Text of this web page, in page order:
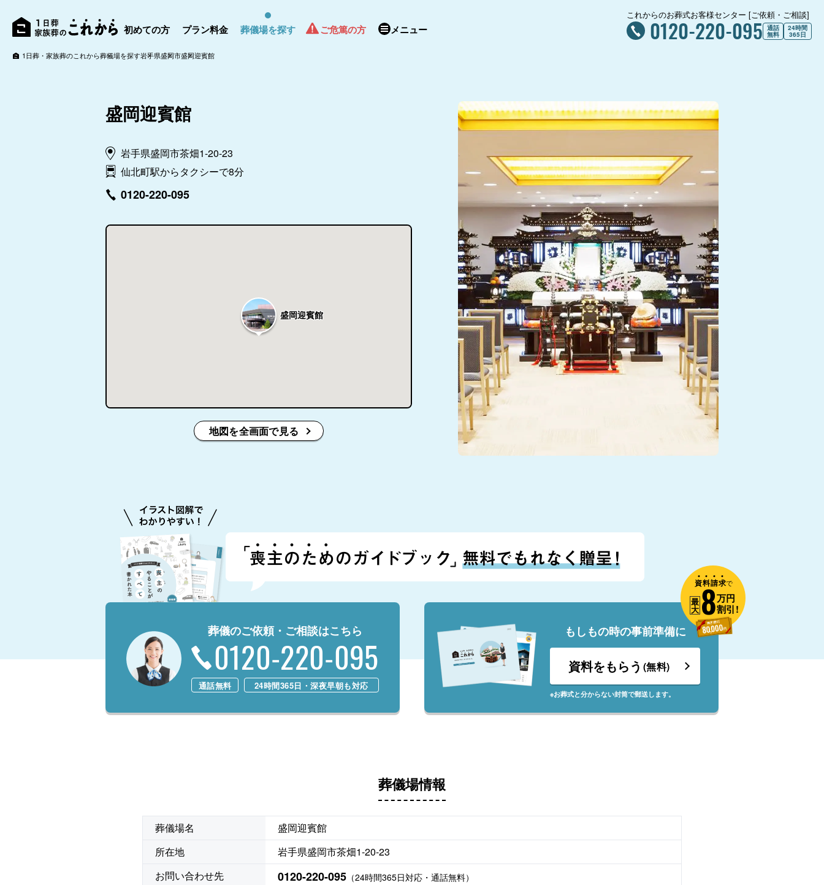
初めての方 プラン料金 葬儀場を探す ご危篤の方 メニュー
これからのお葬式お客様センター [ご依頼・ご相談]
0120-220-095 通話
無料
24時間
365日
1日葬・家族葬のこれから葬儀場を探す岩手県盛岡市盛岡迎賓館
盛岡迎賓館
岩手県盛岡市茶畑1-20-23
仙北町駅からタクシーで8分
0120-220-095
盛岡迎賓館
地図を全画面で見る
葬儀のご依頼・ご相談はこちら
0120-220-095
通話無料 24時間365日・深夜早朝も対応
もしもの時の事前準備に
資料をもらう (無料)
※お葬式と分からない封筒で郵送します。
資料請求で
最
大8万円
割引!
葬儀場情報
葬儀場名
盛岡迎賓館
所在地
岩手県盛岡市茶畑1-20-23
お問い合わせ先
0120-220-095 （24時間365日対応・通話無料）